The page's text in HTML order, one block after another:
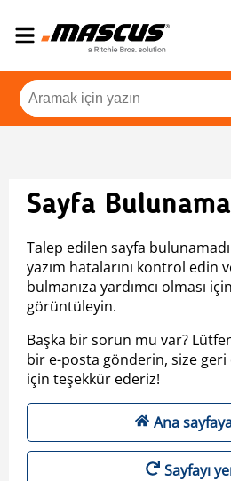
Sayfa
Talep edilen sayfa
yazım hatalarını kontrol edin
bulmanıza yardımcı olması
görüntüleyin.
Başka bir sorun mu var?
bir e-posta gönderin, size
için teşekkür ederiz!
Ana
Sayfayı